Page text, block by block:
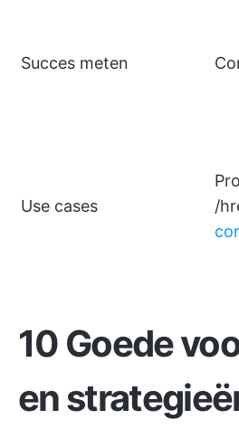
Succes meten
Use cases
/
10 Goede
en